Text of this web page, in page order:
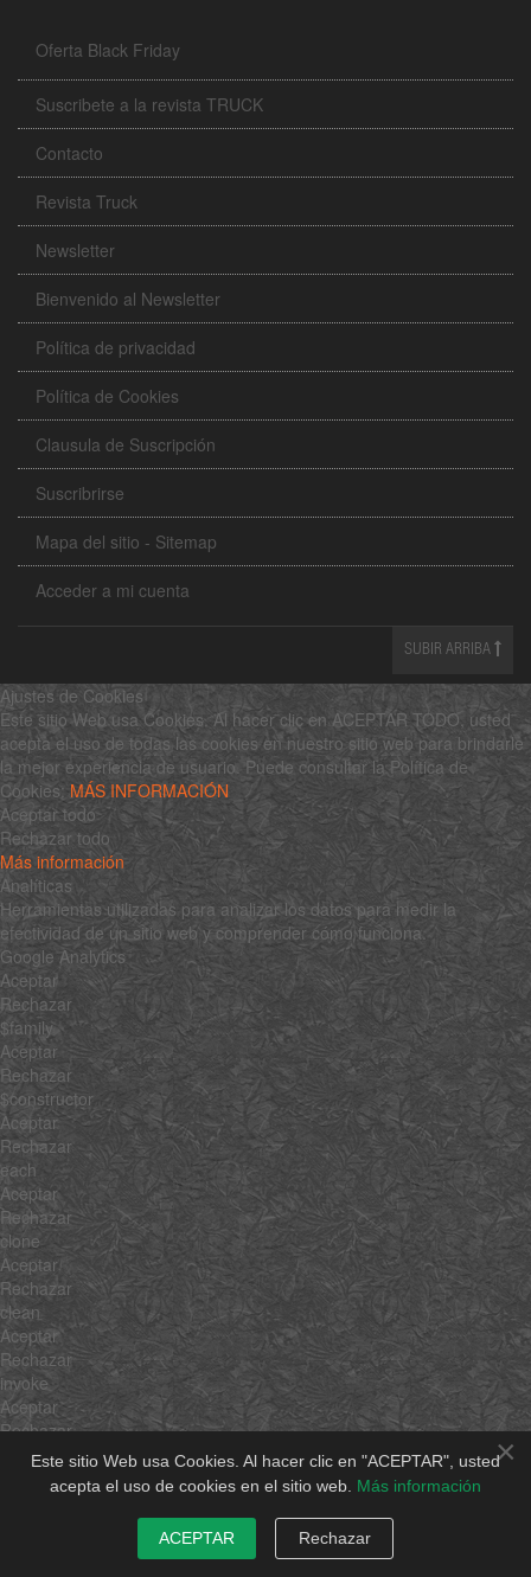
Oferta Black Friday
Suscribete a la revista TRUCK
Contacto
Revista Truck
Newsletter
Bienvenido al Newsletter
Política de privacidad
Política de Cookies
Clausula de Suscripción
Suscribrirse
Mapa del sitio - Sitemap
Acceder a mi cuenta
SUBIR ARRIBA
×
Este sitio Web usa Cookies. Al hacer clic en "ACEPTAR", usted
acepta el uso de cookies en el sitio web. Más información
ACEPTAR Rechazar
Ajustes de Cookies
Este sitio Web usa Cookies. Al hacer clic en ACEPTAR TODO, usted
acepta el uso de todas las cookies en nuestro sitio web para brindarle
la mejor experiencia de usuario. Puede consultar la Política de
Cookies: MÁS INFORMACIÓN
Aceptar todo
Rechazar todo
Más información
Analíticas
Herramientas utilizadas para analizar los datos para medir la
efectividad de un sitio web y comprender cómo funciona.
Google Analytics
Aceptar
Rechazar
$family
Aceptar
Rechazar
$constructor
Aceptar
Rechazar
each
Aceptar
Rechazar
clone
Aceptar
Rechazar
clean
Aceptar
Rechazar
invoke
Aceptar
Rechazar
associate